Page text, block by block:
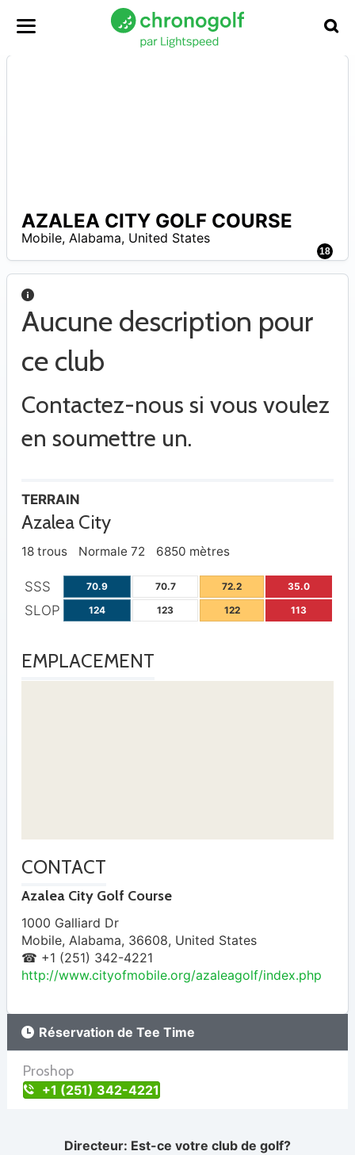
18
AZALEA CITY GOLF COURSE
Mobile, Alabama, United States
Aucune description pour
ce club
Contactez-nous si vous voulez
en soumettre un.
TERRAIN
Azalea City
18 trous Normale 72 6850 mètres
SSS 70.9 70.7 72.2 35.0
SLOP 124 123 122 113
EMPLACEMENT
CONTACT
Azalea City Golf Course
1000 Galliard Dr
Mobile, Alabama, 36608, United States
☎ +1 (251) 342-4221
http://www.cityofmobile.org/azaleagolf/index.php
Réservation de Tee Time
Proshop
+1 (251) 342-4221
Directeur: Est-ce votre club de golf?